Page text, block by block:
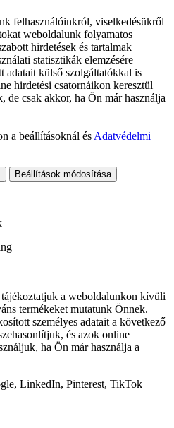
felhasználóinkról, viselkedésükről
weboldalunk folyamatos
hirdetések és tartalmak
statisztikák elemzésére
külső szolgáltatókkal is
hirdetési csatornáikon keresztül
de csak akkor, ha Ön már használja
a beállításoknál és Adatvédelmi
Beállítások módosítása
a weboldalunkon kívüli
termékeket mutatunk Önnek.
személyes adatait a következő
és azok online
ha Ön már használja a
LinkedIn, Pinterest, TikTok